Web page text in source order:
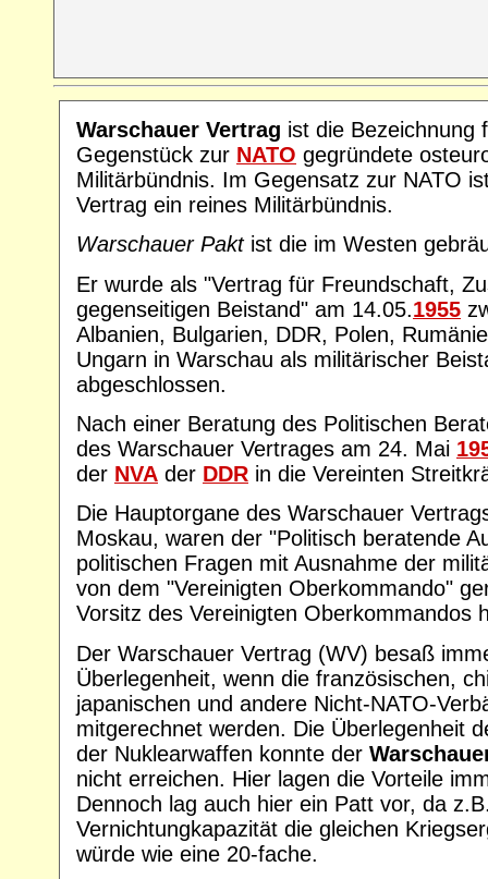
Warschauer Vertrag ist die Bezeichnung
Gegenstück zur NATO gegründete
Militärbündnis. Im Gegensatz zur NATO
Vertrag ein reines Militärbündnis.
Warschauer Paktist die im Westen
Er wurde als "Vertrag für Freundschaft,
gegenseitigen Beistand" am 14.05.1955
Albanien, Bulgarien, DDR, Polen,
Ungarn in Warschau als militärischer
abgeschlossen.
Nach einer Beratung des Politischen
des Warschauer Vertrages am 24. Mai
der NVA der DDR in die Vereinten
Die Hauptorgane des Warschauer
Moskau, waren der "Politisch beratende
politischen Fragen mit Ausnahme der
von dem "Vereinigten Oberkommando"
Vorsitz des Vereinigten Oberkommandos
Der Warschauer Vertrag (WV) besaß
Überlegenheit, wenn die französischen,
japanischen und andere Nicht-NATO-
mitgerechnet werden. Die Überlegenheit
der Nuklearwaffen konnte der
nicht erreichen. Hier lagen die Vorteile
Dennoch lag auch hier ein Patt vor, da
Vernichtungkapazität die gleichen
würde wie eine 20-fache.